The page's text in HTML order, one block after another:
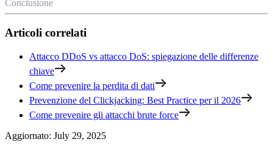
Conclusione
Articoli correlati
Attacco DDoS vs attacco DoS: spiegazione delle differenze
chiave
Come prevenire la perdita di dati
Prevenzione del Clickjacking: Best Practice per il 2026
Come prevenire gli attacchi brute force
Aggiornato: July 29, 2025